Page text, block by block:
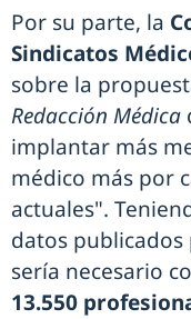
Por su parte, la
Sindicatos
sobre la
Redacción Médica
implantar más
médico más por
actuales".
datos
sería necesario
13.550